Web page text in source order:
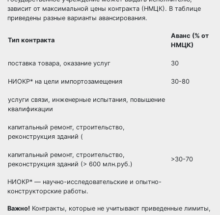
зависит от максимальной цены контракта (НМЦК). В таблице
приведены разные варианты авансирования.
Тип контракта
Аванс (% от
НМЦК)
поставка товара, оказание услуг 30
НИОКР* на цели импортозамещения 30-80
услуги связи, инженерные испытания, повышение
квалификации
капитальный ремонт, строительство,
реконструкция зданий (
капитальный ремонт, строительство,
реконструкция зданий (> 600 млн.руб.)
>30-70
НИОКР* — научно-исследовательские и опытно-
конструкторские работы.
Важно! Контракты, которые не учитывают приведенные лимиты,